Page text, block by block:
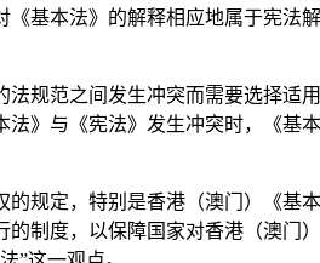
基本法》的解释相应地属于宪
范之间发生冲突而需要选择适
法》与《宪法》发生冲突时，《
定，特别是香港（澳门）《基
的制度，以保障国家对香港（澳